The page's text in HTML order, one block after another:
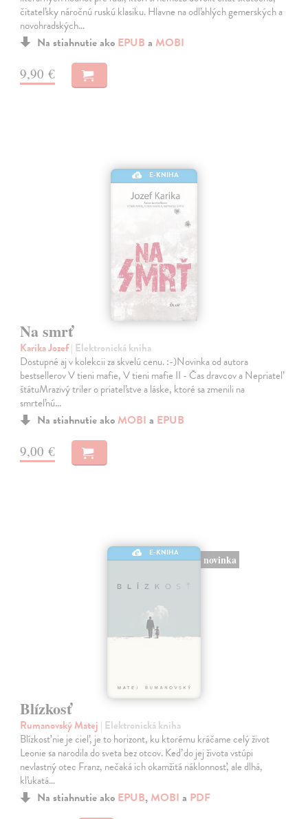
čitateľsky náročnú ruskú klasiku. Hlavne na odľahlých gemerských a
novohradských…
Na stiahnutie ako EPUB a MOBI
9,90 €
E-KNIHA
Na smrť
Karika Jozef| Elektronická kniha
Dostupné aj v kolekcii za skvelú cenu. :-)Novinka od autora
bestsellerov V tieni mafie, V tieni mafie II - Čas dravcov a Nepriateľ
štátuMrazivý triler o priateľstve a láske, ktoré sa zmenili na
smrteľnú…
Na stiahnutie ako MOBI a EPUB
9,00 €
E-KNIHA
novinka
Blízkosť
Rumanovský Matej | Elektronická kniha
Blízkosť nie je cieľ, je to horizont, ku ktorému kráčame celý život
Leonie sa narodila do sveta bez otcov. Keď do jej života vstúpi
nevlastný otec Franz, nečaká ich okamžitá náklonnosť, ale dlhá,
kľukatá…
Na stiahnutie ako EPUB, MOBI a PDF